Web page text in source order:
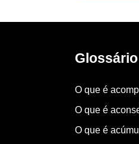
Glossário
O que é
O que é
O que é